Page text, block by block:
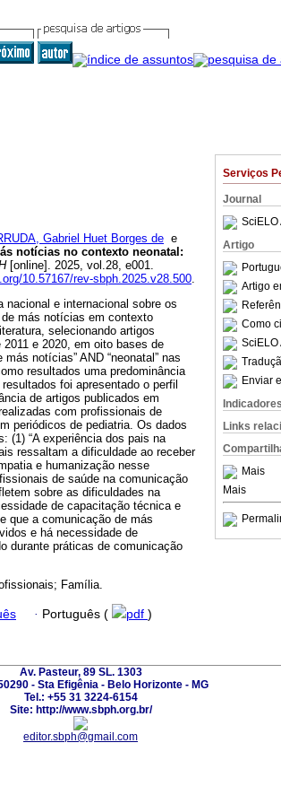
Serviços
Journal
SciELO
Artigo
Artigo
Como
SciELO
Enviar
Indicadores
Links
Mais
Mais
Gabriel Huet Borges de e
notícias no contexto neonatal:
[online]. 2025, vol.28, e001.
10.57167/rev-sbph.2025.v28.500.
e internacional sobre os
más notícias em contexto
selecionando artigos
e 2020, em oito bases de
notícias” AND “neonatal” nas
resultados uma predominância
foi apresentado o perfil
de artigos publicados em
com profissionais de
periódicos de pediatria. Os dados
(1) “A experiência dos pais na
ressaltam a dificuldade ao receber
e humanização nesse
de saúde na comunicação
sobre as dificuldades na
de capacitação técnica e
que a comunicação de más
e há necessidade de
durante práticas de comunicação
Família.
· Português ( pdf )
Av. Pasteur, 89 SL. 1303
- Sta Efigênia - Belo Horizonte - MG
Tel.: +55 31 3224-6154
Site: http://www.sbph.org.br/
editor.sbph@gmail.com